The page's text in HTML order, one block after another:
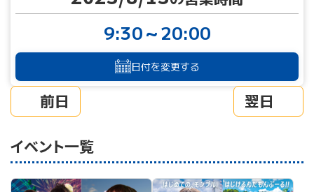
前日
9:30～20:00
日付を変更する
翌日
イベント一覧